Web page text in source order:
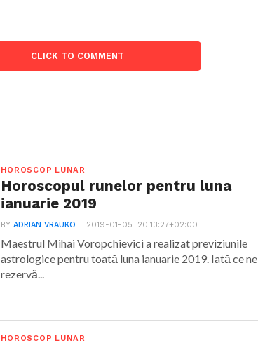
CLICK TO COMMENT
HOROSCOP LUNAR
Horoscopul runelor pentru luna
ianuarie 2019
BYADRIAN VRAUKO 2019-01-05T20:13:27+02:00
Maestrul Mihai Voropchievici a realizat previziunile
astrologice pentru toată luna ianuarie 2019. Iată ce ne
rezervă...
HOROSCOP LUNAR